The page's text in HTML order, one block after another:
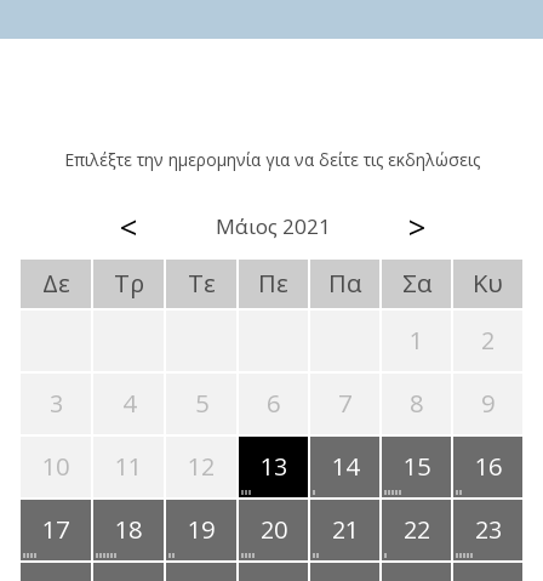
Επιλέξτε την ημερομηνία για να δείτε τις εκδηλώσεις
< Μάιος 2021 >
Δε Τρ Τε Πε Πα Σα
Κυ
1
2
3
4 5 6 7 8
9
10
11 12 13 14 15
16
17
18 19 20 21 22
23